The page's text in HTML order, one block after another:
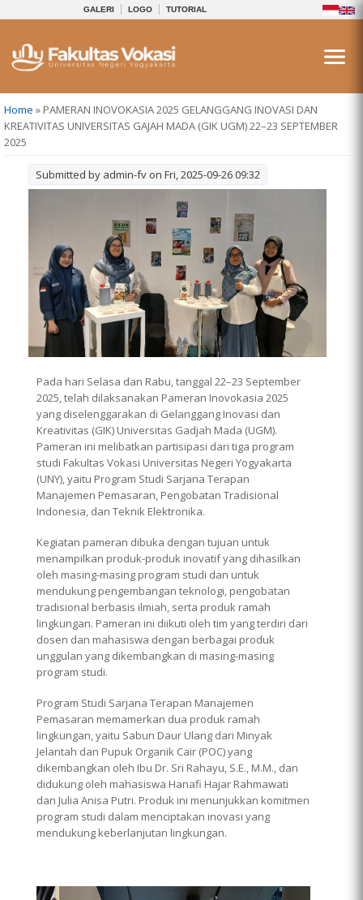
GALERI LOGO TUTORIAL
You are here
Home » PAMERAN INOVOKASIA 2025 GELANGGANG INOVASI DAN
KREATIVITAS UNIVERSITAS GAJAH MADA (GIK UGM) 22–23 SEPTEMBER
2025
Submitted by admin-fv on Fri, 2025-09-26 09:32
Pada hari Selasa dan Rabu, tanggal 22–23 September
2025, telah dilaksanakan Pameran Inovokasia 2025
yang diselenggarakan di Gelanggang Inovasi dan
Kreativitas (GIK) Universitas Gadjah Mada (UGM).
Pameran ini melibatkan partisipasi dari tiga program
studi Fakultas Vokasi Universitas Negeri Yogyakarta
(UNY), yaitu Program Studi Sarjana Terapan
Manajemen Pemasaran, Pengobatan Tradisional
Indonesia, dan Teknik Elektronika.
Kegiatan pameran dibuka dengan tujuan untuk
menampilkan produk-produk inovatif yang dihasilkan
oleh masing-masing program studi dan untuk
mendukung pengembangan teknologi, pengobatan
tradisional berbasis ilmiah, serta produk ramah
lingkungan. Pameran ini diikuti oleh tim yang terdiri dari
dosen dan mahasiswa dengan berbagai produk
unggulan yang dikembangkan di masing-masing
program studi.
Program Studi Sarjana Terapan Manajemen
Pemasaran memamerkan dua produk ramah
lingkungan, yaitu Sabun Daur Ulang dari Minyak
Jelantah dan Pupuk Organik Cair (POC) yang
dikembangkan oleh Ibu Dr. Sri Rahayu, S.E., M.M., dan
didukung oleh mahasiswa Hanafi Hajar Rahmawati
dan Julia Anisa Putri. Produk ini menunjukkan komitmen
program studi dalam menciptakan inovasi yang
mendukung keberlanjutan lingkungan.